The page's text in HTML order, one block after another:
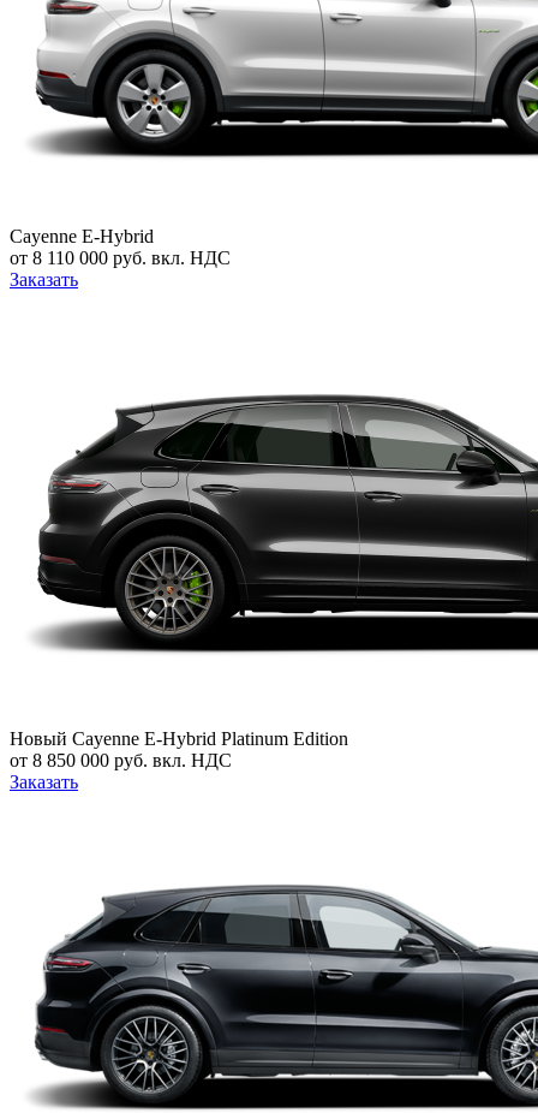
Cayenne E-Hybrid
от 8 110 000 руб. вкл. НДС
Заказать
Новый Cayenne E-Hybrid Platinum Edition
от 8 850 000 руб. вкл. НДС
Заказать